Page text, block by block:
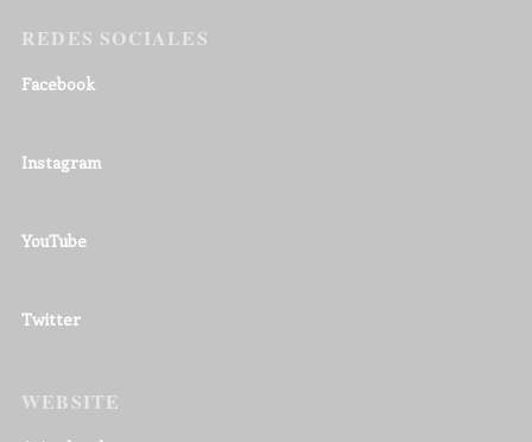
REDES SOCIALES
Facebook
Instagram
YouTube
Twitter
WEBSITE